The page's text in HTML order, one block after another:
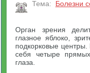
Тема: Болезни
Орган зрения
глазное яблоко,
подкорковые
себя четыре
глаза.